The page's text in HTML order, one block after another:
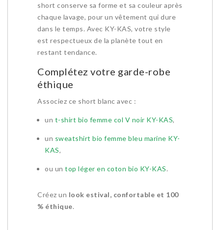
short conserve sa forme et sa couleur après
chaque lavage, pour un vêtement qui dure
dans le temps. Avec KY-KAS, votre style
est respectueux de la planète tout en
restant tendance.
Complétez votre garde-robe
éthique
Associez ce short blanc avec :
un t-shirt bio femme col V noir KY-KAS,
un sweatshirt bio femme bleu marine KY-
KAS,
ou un top léger en coton bio KY-KAS.
Créez un look estival, confortable et 100
% éthique.